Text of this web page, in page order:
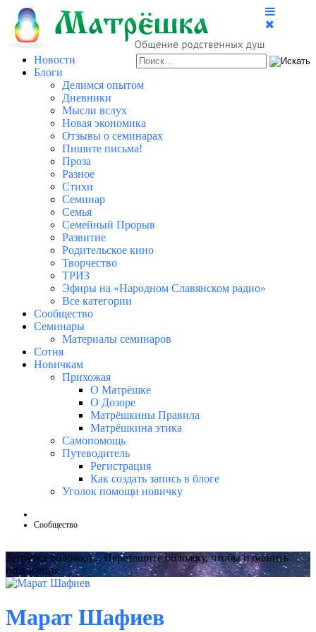
Новости
Блоги
Делимся опытом
Дневники
Мысли вслух
Новая экономика
Отзывы о семинарах
Пишите письма!
Проза
Разное
Стихи
Семинар
Семья
Семейный Прорыв
Развитие
Родительское кино
Творчество
ТРИЗ
Эфиры на «Народном Славянском радио»
Все категории
Сообщество
Семинары
Материалы семинаров
Сотня
Новичкам
Прихожая
О Матрёшке
О Дозоре
Матрёшкины Правила
Матрёшкина этика
Самопомощь
Путеводитель
Регистрация
Как создать запись в блоге
Уголок помощи новичку
Сообщество
Загрузка обложки... Перетащите обложку, чтобы изменить
положение
Марат Шафиев